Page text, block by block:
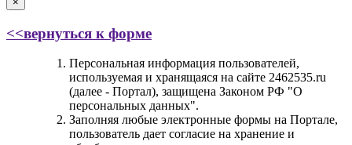
<<вернуться к форме
Персональная информация пользователей,
используемая и хранящаяся на сайте 2462535.ru
(далее - Портал), защищена Законом РФ "О
персональных данных".
Заполняя любые электронные формы на Портале,
пользователь дает согласие на хранение и